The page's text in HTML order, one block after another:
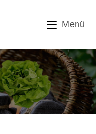
Menü
Bietigheim-